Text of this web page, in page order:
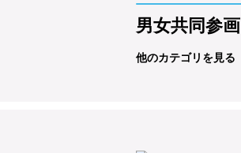
男女共同参画
他のカテゴリを見る